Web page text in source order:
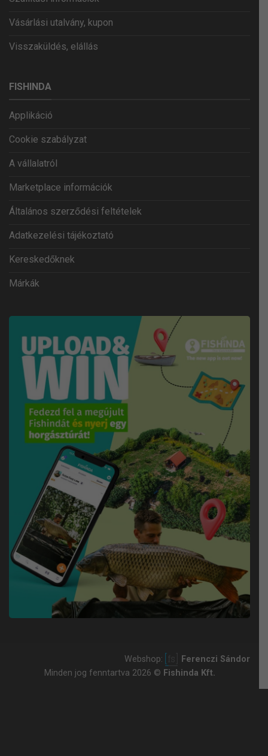
Vásárlási utalvány, kupon
Visszaküldés, elállás
FISHINDA
Applikáció
Cookie szabályzat
A vállalatról
Marketplace információk
Általános szerződési feltételek
Adatkezelési tájékoztató
Kereskedőknek
Márkák
Webshop:
Ferenczi Sándor
Minden jog fenntartva 2026 © Fishinda Kft.